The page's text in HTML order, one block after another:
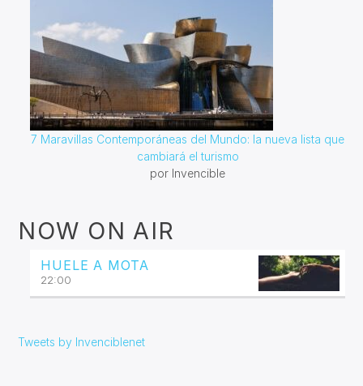
7 Maravillas Contemporáneas del Mundo: la nueva lista que
cambiará el turismo
por Invencible
NOW ON AIR
HUELE A MOTA
22:00
Tweets by Invenciblenet